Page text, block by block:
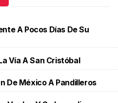
A Pocos Días De Su
Vía A San Cristóbal
De México A Pandilleros